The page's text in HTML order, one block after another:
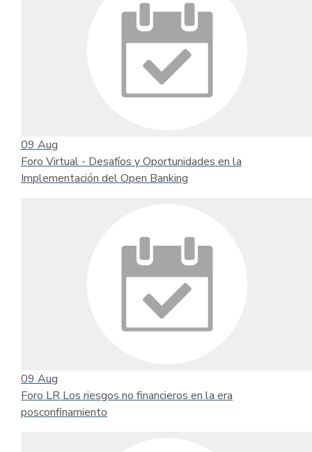
09 Aug
Foro Virtual - Desafíos y Oportunidades en la
Implementación del Open Banking
09 Aug
Foro LR Los riesgos no financieros en la era
posconfinamiento